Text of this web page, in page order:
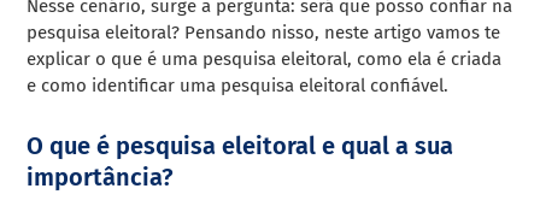
Nesse cenário, surge a pergunta: será que posso confiar na
pesquisa eleitoral? Pensando nisso, neste artigo vamos te
explicar o que é uma pesquisa eleitoral, como ela é criada
e como identificar uma pesquisa eleitoral confiável.
O que é pesquisa eleitoral e qual a sua
importância?